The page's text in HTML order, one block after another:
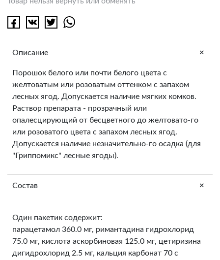
Описание +
Порошок белого или почти белого цвета с
желтоватым или розоватым оттенком c запахом
лесных ягод. Допускается наличие мягких комков.
Раствор препарата - прозрачный или
опалесцирующий от бесцветного до желтовато-го
или розоватого цвета с запахом лесных ягод.
Допускается наличие незначительно-го осадка (для
"Гриппомикс" лесные ягоды).
Состав +
Один пакетик содержит:
парацетамол 360.0 мг, римантадина гидрохлорид
75.0 мг, кислота аскорбиновая 125.0 мг, цетиризина
дигидрохлорид 2.5 мг, кальция карбонат 70 с